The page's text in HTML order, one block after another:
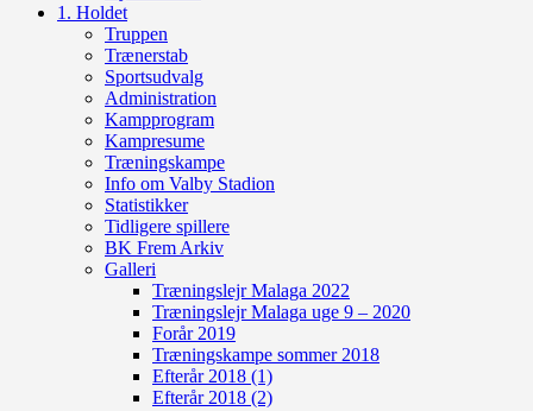
1. Holdet
Truppen
Trænerstab
Sportsudvalg
Administration
Kampprogram
Kampresume
Træningskampe
Info om Valby Stadion
Statistikker
Tidligere spillere
BK Frem Arkiv
Galleri
Træningslejr Malaga 2022
Træningslejr Malaga uge 9 – 2020
Forår 2019
Træningskampe sommer 2018
Efterår 2018 (1)
Efterår 2018 (2)